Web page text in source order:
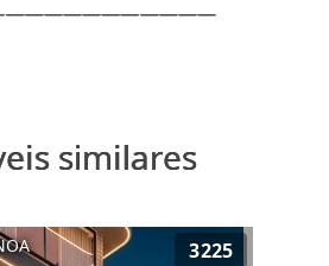
similares
3225